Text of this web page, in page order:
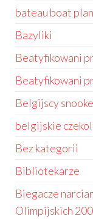
bateau boat
Bazyliki
Beatyfikowani
Beatyfikowani
Belgijscy
belgijskie
Bez kategorii
Bibliotekarze
Biegacze
Olimpijskich